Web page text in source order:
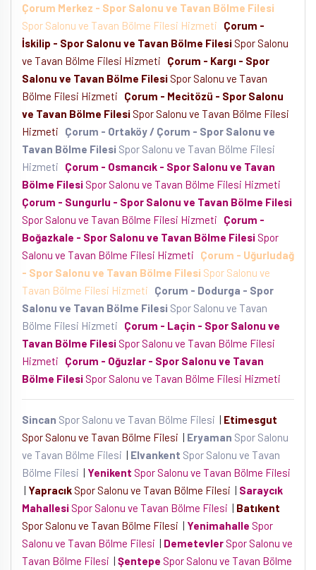
Çorum Merkez - Spor Salonu ve Tavan Bölme Filesi
Spor Salonu ve Tavan Bölme Filesi Hizmeti
Çorum -
İskilip - Spor Salonu ve Tavan Bölme Filesi Spor Salonu
ve Tavan Bölme Filesi Hizmeti
Çorum - Kargı - Spor
Salonu ve Tavan Bölme Filesi Spor Salonu ve Tavan
Bölme Filesi Hizmeti
Çorum - Mecitözü - Spor Salonu
ve Tavan Bölme Filesi Spor Salonu ve Tavan Bölme Filesi
Hizmeti
Çorum - Ortaköy / Çorum - Spor Salonu ve
Tavan Bölme Filesi Spor Salonu ve Tavan Bölme Filesi
Hizmeti
Çorum - Osmancık - Spor Salonu ve Tavan
Bölme Filesi Spor Salonu ve Tavan Bölme Filesi Hizmeti
Çorum - Sungurlu - Spor Salonu ve Tavan Bölme Filesi
Spor Salonu ve Tavan Bölme Filesi Hizmeti
Çorum -
Boğazkale - Spor Salonu ve Tavan Bölme Filesi Spor
Salonu ve Tavan Bölme Filesi Hizmeti
Çorum - Uğurludağ
- Spor Salonu ve Tavan Bölme Filesi Spor Salonu ve
Tavan Bölme Filesi Hizmeti
Çorum - Dodurga - Spor
Salonu ve Tavan Bölme Filesi Spor Salonu ve Tavan
Bölme Filesi Hizmeti
Çorum - Laçin - Spor Salonu ve
Tavan Bölme Filesi Spor Salonu ve Tavan Bölme Filesi
Hizmeti
Çorum - Oğuzlar - Spor Salonu ve Tavan
Bölme Filesi Spor Salonu ve Tavan Bölme Filesi Hizmeti
Sincan Spor Salonu ve Tavan Bölme Filesi | Etimesgut
Spor Salonu ve Tavan Bölme Filesi | Eryaman Spor Salonu
ve Tavan Bölme Filesi | Elvankent Spor Salonu ve Tavan
Bölme Filesi | Yenikent Spor Salonu ve Tavan Bölme Filesi
| Yapracık Spor Salonu ve Tavan Bölme Filesi | Saraycık
Mahallesi Spor Salonu ve Tavan Bölme Filesi | Batıkent
Spor Salonu ve Tavan Bölme Filesi | Yenimahalle Spor
Salonu ve Tavan Bölme Filesi | Demetevler Spor Salonu ve
Tavan Bölme Filesi | Şentepe Spor Salonu ve Tavan Bölme